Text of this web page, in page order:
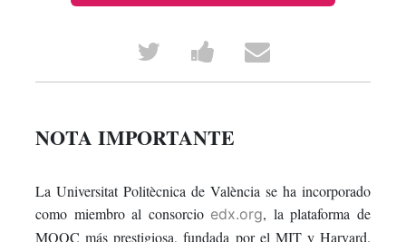
Tweet
that
you've
in
Post
a
Facebook
to
Email
someone
you've
NOTA IMPORTANTE
La Universitat Politècnica de València se ha incorporado
como miembro al consorcio edx.org, la plataforma de
MOOC más prestigiosa, fundada por el MIT y Harvard.